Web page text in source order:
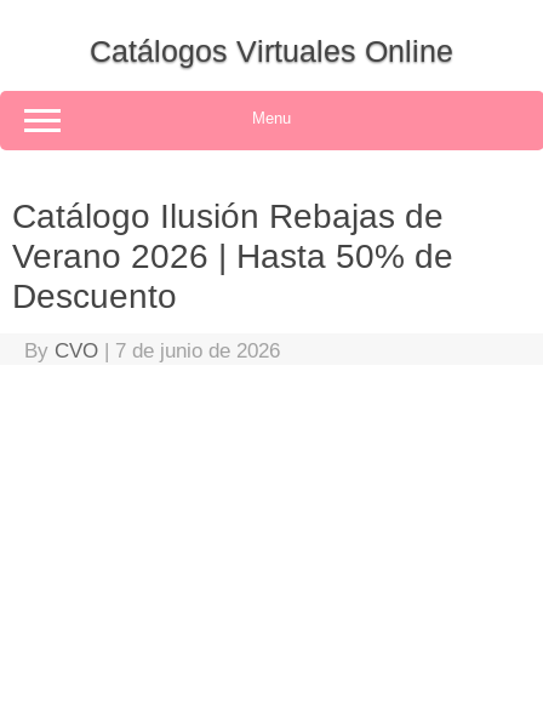
Catálogos Virtuales Online
Menu
Catálogo Ilusión Rebajas de
Verano 2026 | Hasta 50% de
Descuento
By CVO | 7 de junio de 2026